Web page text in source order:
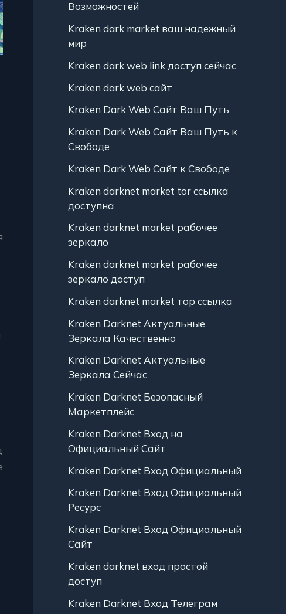
Возможностей
Kraken dark market ваш надежный
мир
Kraken dark web link доступ сейчас
Kraken dark web сайт
Kraken Dark Web Сайт Ваш Путь
Kraken Dark Web Сайт Ваш Путь к
Свободе
Kraken Dark Web Сайт к Свободе
Kraken darknet market tor ссылка
доступна
Kraken darknet market рабочее
зеркало
Kraken darknet market рабочее
зеркало доступ
Kraken darknet market тор ссылка
Kraken Darknet Актуальные
Зеркала Качественно
Kraken Darknet Актуальные
Зеркала Сейчас
Kraken Darknet Безопасный
Маркетплейс
Kraken Darknet Вход на
Официальный Сайт
Kraken Darknet Вход Официальный
Kraken Darknet Вход Официальный
Ресурс
Kraken Darknet Вход Официальный
Сайт
Kraken darknet вход простой
доступ
Kraken Darknet Вход Телеграм